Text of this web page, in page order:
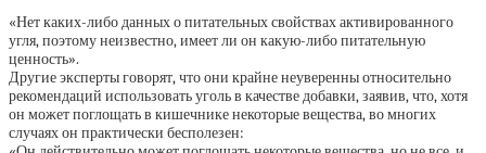
«Нет каких-либо данных о питательных свойствах активированного
угля, поэтому неизвестно, имеет ли он какую-либо питательную
ценность».
Другие эксперты говорят, что они крайне неуверенны относительно
рекомендаций использовать уголь в качестве добавки, заявив, что, хотя
он может поглощать в кишечнике некоторые вещества, во многих
случаях он практически бесполезен: